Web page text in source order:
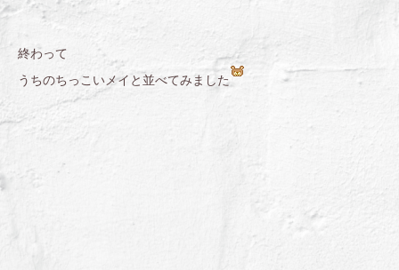
終わって
うちのちっこいメイと並べてみました